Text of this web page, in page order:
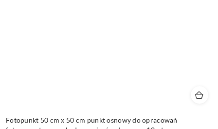
Fotopunkt 50 cm x 50 cm punkt osnowy do opracowań